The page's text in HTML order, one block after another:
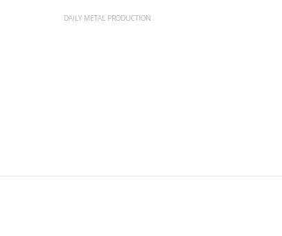
DAILY METAL PRODUCTION